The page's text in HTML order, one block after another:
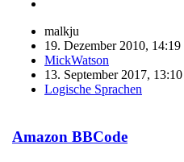
malkju
19. Dezember 2010, 14:19
MickWatson
13. September 2017, 13:10
Logische Sprachen
Amazon BBCode